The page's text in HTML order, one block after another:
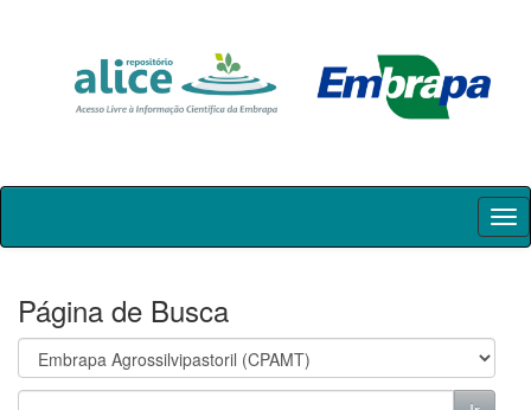
Skip
Página de Busca